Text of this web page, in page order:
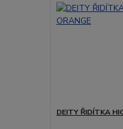
DEITY ŘIDÍTKA